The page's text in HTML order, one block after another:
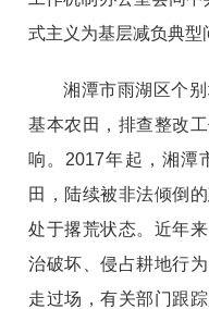
式主义为基层减负典型
湘潭市雨湖区个
基本农田，排查整改
响。2017年起，湘潭
田，陆续被非法倾倒
处于撂荒状态。近年
治破坏、侵占耕地行
走过场，有关部门跟